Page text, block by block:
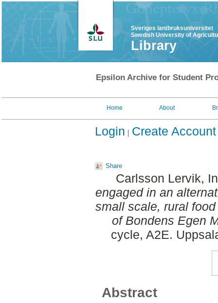
Sveriges lantbruksuniversitet
Swedish University of
Library
Epsilon Archive for Student
Home About
Login Create Account
Share
Carlsson Lervik,
engaged in an
small scale, rural
of Bondens Egen
cycle, A2E.
Abstract